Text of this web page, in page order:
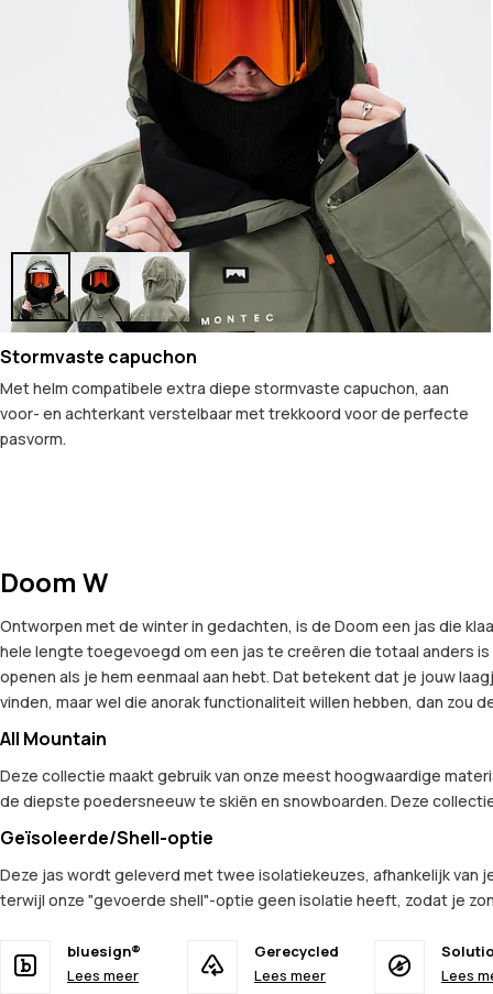
Stormvaste capuchon
Met helm compatibele extra diepe stormvaste capuchon, aan
voor- en achterkant verstelbaar met trekkoord voor de perfecte
pasvorm.
Doom W
Ontworpen met de winter in gedachten, is de Doom een jas die
hele lengte toegevoegd om een jas te creëren die totaal anders
openen als je hem eenmaal aan hebt. Dat betekent dat je jouw
vinden, maar wel die anorak functionaliteit willen hebben, dan zou
All Mountain
Deze collectie maakt gebruik van onze meest hoogwaardige
de diepste poedersneeuw te skiën en snowboarden. Deze
Geïsoleerde/Shell-optie
Deze jas wordt geleverd met twee isolatiekeuzes, afhankelijk
terwijl onze "gevoerde shell"-optie geen isolatie heeft, zodat je
bluesign®
Lees meer
Gerecycled
Lees meer
Lees